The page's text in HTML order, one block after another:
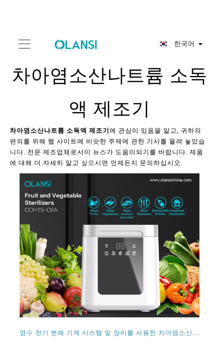
한국어
차아염소산나트륨 소독
액 제조기
차아염소산나트륨 소독액 제조기에 관심이 있음을 알고, 귀하의
편의를 위해 웹 사이트에 비슷한 주제에 관한 기사를 올려 놓았습
니다. 전문 제조업체로서이 뉴스가 도움이되기를 바랍니다. 제품
에 대해 더 자세히 알고 싶으시면 언제든지 문의하십시오.
염수 전기 분해 기계 시스템 및 장비를 사용한 차아염소산 전해수 소독제 기계 작업 소개